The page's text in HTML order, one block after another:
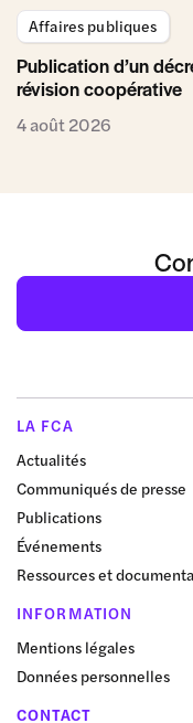
Affaires publiques
Publication d’un
révision coopérative
4 août 2026
LA FCA
Actualités
Communiqués de presse
Publications
Événements
Ressources et
INFORMATION
Mentions légales
Données personnelles
CONTACT